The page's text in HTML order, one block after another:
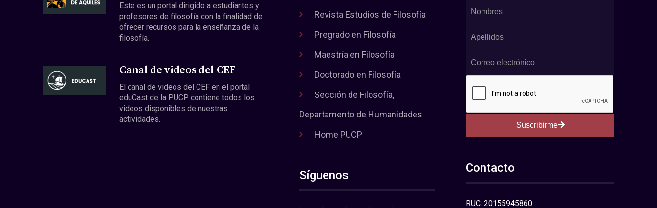
Este es un portal dirigido a estudiantes y
profesores de filosofía con la finalidad de
ofrecer recursos para la enseñanza de la
filosofía.
Canal de videos del CEF
El canal de videos del CEF en el portal
eduCast de la PUCP contiene todos los
videos disponibles de nuestras
actividades.
Revista Estudios de Filosofía
Pregrado en Filosofía
Maestría en Filosofía
Doctorado en Filosofía
Sección de Filosofía,
Departamento de Humanidades
Home PUCP
Síguenos
Suscribirme
Contacto
RUC: 20155945860